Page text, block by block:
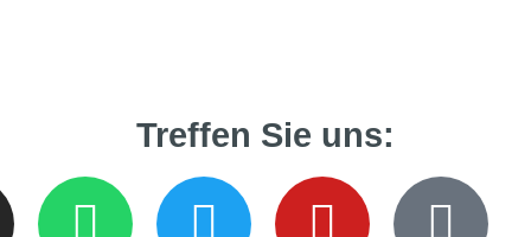
Treffen Sie uns: